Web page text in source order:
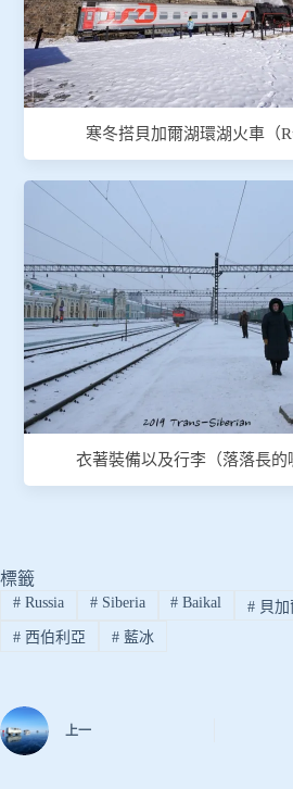
寒冬搭貝加爾湖環湖火車（
衣著裝備以及行李（落落長的
標籤
#Russia #Siberia # Baikal # 貝加
#西伯利亞 #藍冰
上一